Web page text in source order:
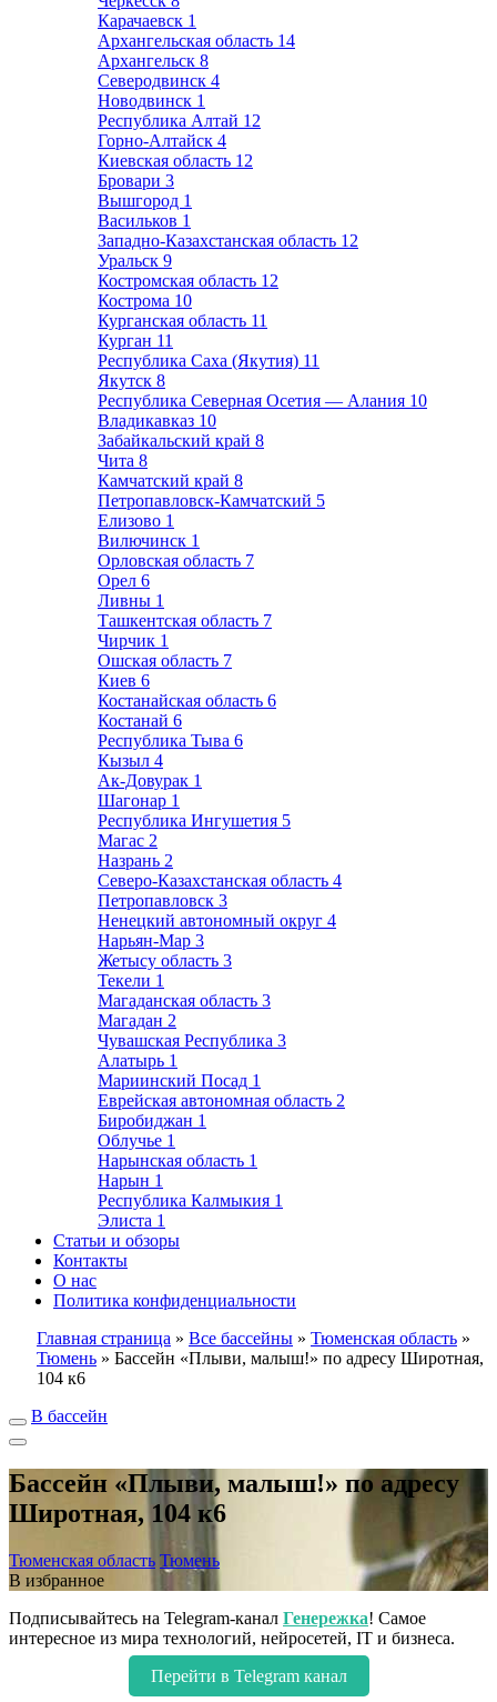
Карачаевск 1
Архангельская область 14
Архангельск 8
Северодвинск 4
Новодвинск 1
Республика Алтай 12
Горно-Алтайск 4
Киевская область 12
Бровари 3
Вышгород 1
Васильков 1
Западно-Казахстанская область 12
Уральск 9
Костромская область 12
Кострома 10
Курганская область 11
Курган 11
Республика Саха (Якутия) 11
Якутск 8
Республика Северная Осетия — Алания 10
Владикавказ 10
Забайкальский край 8
Чита 8
Камчатский край 8
Петропавловск-Камчатский 5
Елизово 1
Вилючинск 1
Орловская область 7
Орел 6
Ливны 1
Ташкентская область 7
Чирчик 1
Ошская область 7
Киев 6
Костанайская область 6
Костанай 6
Республика Тыва 6
Кызыл 4
Ак-Довурак 1
Шагонар 1
Республика Ингушетия 5
Магас 2
Назрань 2
Северо-Казахстанская область 4
Петропавловск 3
Ненецкий автономный округ 4
Нарьян-Мар 3
Жетысу область 3
Текели 1
Магаданская область 3
Магадан 2
Чувашская Республика 3
Алатырь 1
Мариинский Посад 1
Еврейская автономная область 2
Биробиджан 1
Облучье 1
Нарынская область 1
Нарын 1
Республика Калмыкия 1
Элиста 1
Статьи и обзоры
Контакты
О нас
Политика конфиденциальности
Главная страница » Все бассейны » Тюменская область »
Тюмень » Бассейн «Плыви, малыш!» по адресу Широтная,
104 к6
В бассейн
Бассейн «Плыви, малыш!» по адресу
Широтная, 104 к6
Тюменская область Тюмень
В избранное
Подписывайтесь на Telegram-канал Генережка! Самое
интересное из мира технологий, нейросетей, IT и бизнеса.
Перейти в Telegram канал